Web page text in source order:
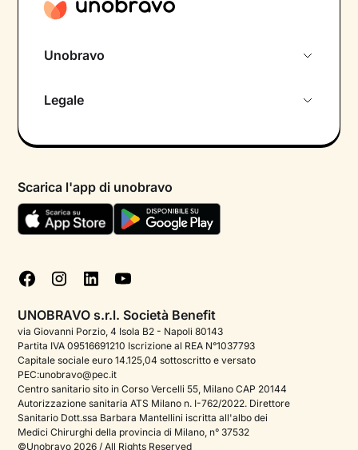
Unobravo
Psicologo in chat
Aiuto urgente
FAQ
Podcast di psicologia
Corporate
Psicologo italiano all'estero
Approfondimenti sulla salute mentale
Sala stampa
Legale
Termini e condizioni
Informativa Privacy
Cookie policy
Gestisci cookie
Scarica l'app di unobravo
UNOBRAVO s.r.l. Società Benefit
via Giovanni Porzio, 4 Isola B2 - Napoli 80143
Partita IVA 09516691210 Iscrizione al REA N°1037793
Capitale sociale euro 14.125,04 sottoscritto e versato
PEC:unobravo@pec.it
Centro sanitario sito in Corso Vercelli 55, Milano CAP 20144
Autorizzazione sanitaria ATS Milano n. I-762/2022. Direttore
Sanitario Dott.ssa Barbara Mantellini iscritta all'albo dei
Medici Chirurghi della provincia di Milano, n° 37532
©Unobravo 2026 / All Rights Reserved